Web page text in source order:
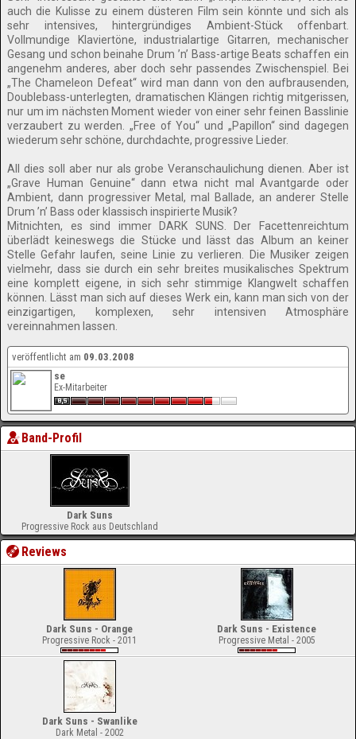
auch die Kulisse zu einem düsteren Film sein könnte und sich als
sehr intensives, hintergründiges Ambient-Stück offenbart.
Vollmundige Klaviertöne, industrialartige Gitarren, mechanischer
Gesang und schon beinahe Drum ’n’ Bass-artige Beats schaffen ein
angenehm anderes, aber doch sehr passendes Zwischenspiel. Bei
„The Chameleon Defeat“ wird man dann von den aufbrausenden,
Doublebass-unterlegten, dramatischen Klängen richtig mitgerissen,
nur um im nächsten Moment wieder von einer sehr feinen Basslinie
verzaubert zu werden. „Free of You“ und „Papillon“ sind dagegen
wiederum sehr schöne, durchdachte, progressive Lieder.
All dies soll aber nur als grobe Veranschaulichung dienen. Aber ist
„Grave Human Genuine“ dann etwa nicht mal Avantgarde oder
Ambient, dann progressiver Metal, mal Ballade, an anderer Stelle
Drum ’n’ Bass oder klassisch inspirierte Musik?
Mitnichten, es sind immer DARK SUNS. Der Facettenreichtum
überlädt keineswegs die Stücke und lässt das Album an keiner
Stelle Gefahr laufen, seine Linie zu verlieren. Die Musiker zeigen
vielmehr, dass sie durch ein sehr breites musikalisches Spektrum
eine komplett eigene, in sich sehr stimmige Klangwelt schaffen
können. Lässt man sich auf dieses Werk ein, kann man sich von der
einzigartigen, komplexen, sehr intensiven Atmosphäre
vereinnahmen lassen.
veröffentlicht am 09.03.2008
se
Ex-Mitarbeiter
Band-Profil
Dark Suns
Progressive Rock aus Deutschland
Reviews
Dark Suns - Orange
Progressive Rock - 2011
Dark Suns - Existence
Progressive Metal - 2005
Dark Suns - Swanlike
Dark Metal - 2002